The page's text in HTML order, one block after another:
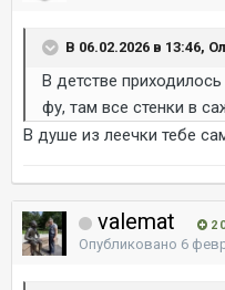
В 06.02.2026 в 13:46,
В детстве
фу, там все стенки в
В душе из леечки тебе
valemat 2
Опубликовано 6